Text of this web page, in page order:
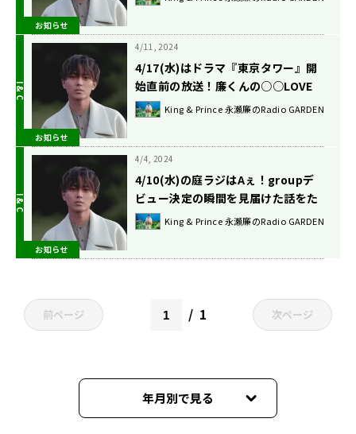
お知らせ
お知らせ
4/11, 2024
4/17(水)はドラマ『東京タワー』開
始直前の放送！廉くんの○○LOVE
も聴ける…！？
King & Prince 永瀬廉のRadio GARDEN
お知らせ
4/4, 2024
4/10(水)の庭ラジはAぇ！groupデ
ビュー決定の瞬間を見届けた話をた
っぷりと！！
King & Prince 永瀬廉のRadio GARDEN
前ページ 1 次ページ
年月別で見る